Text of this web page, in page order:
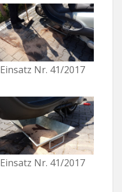
Einsatz Nr. 41/2017
Einsatz Nr. 41/2017